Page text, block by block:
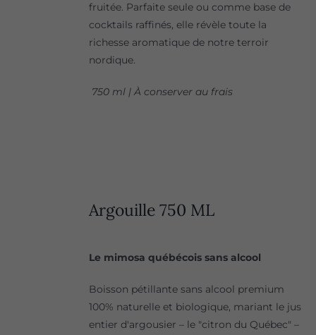
fruitée. Parfaite seule ou comme base de
cocktails raffinés, elle révèle toute la
richesse aromatique de notre terroir
nordique.
750 ml | À conserver au frais
Argouille 750 ML
Le mimosa québécois sans alcool
Boisson pétillante sans alcool premium
100% naturelle et biologique, mariant le jus
entier d'argousier – le "citron du Québec" –